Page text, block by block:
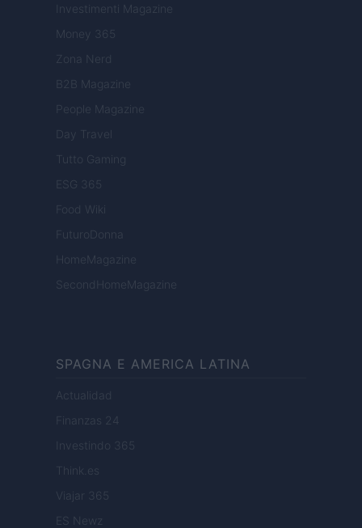
Investimenti Magazine
Money 365
Zona Nerd
B2B Magazine
People Magazine
Day Travel
Tutto Gaming
ESG 365
Food Wiki
FuturoDonna
HomeMagazine
SecondHomeMagazine
SPAGNA E AMERICA LATINA
Actualidad
Finanzas 24
Investindo 365
Think.es
Viajar 365
ES Newz